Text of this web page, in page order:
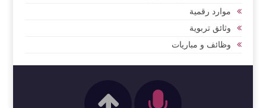
موارد رقمية
وثائق تربوية
وظائف و مباريات